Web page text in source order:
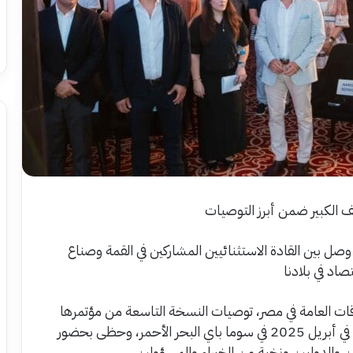
الكبير ضمن أبرز التوصيات
بين القادة الاستثنائيين المشاركين في القمة وصناع
في بلادنا
في مصر، توصيات النسخة التاسعة من مؤتمرها
Narrative Summit 2025 لهذا العام الذي أقيم في أبريل 2025 في سوما باي البحر الأحمر، وحظى بحضور